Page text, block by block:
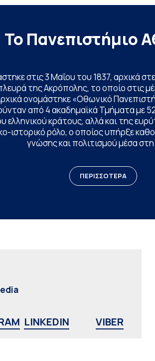
Το Πανεπιστήμιο
στις 3 Μαΐου του 1837, αρχικά
της Ακρόπολης, το οποίο στις
ονομάστηκε «Οθωνικό
από 4 ακαδημαϊκά Τμήματα με
κράτους, αλλά και της
ιστορικό ρόλο, ο οποίος υπήρξε
γνώσης και πολιτισμού μέσα
ΠΕΡΙΣΣΟΤΕΡΑ
LINKEDIN VIBER